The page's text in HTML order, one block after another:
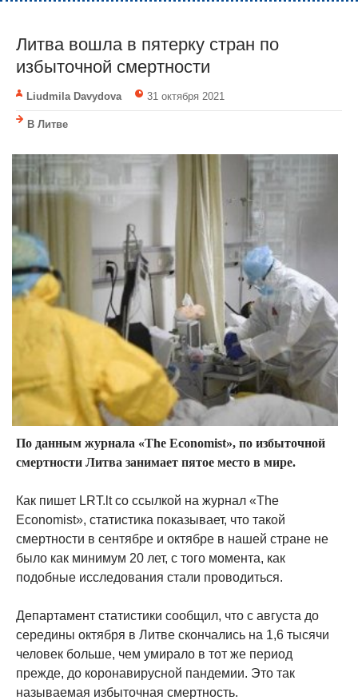
Литва вошла в пятерку стран по
избыточной смертности
Liudmila Davydova 31 октября 2021
В Литве
По данным журнала «The Economist», по избыточной
смертности Литва занимает пятое место в мире.
Как пишет LRT.lt со ссылкой на журнал «The
Economist», статистика показывает, что такой
смертности в сентябре и октябре в нашей стране не
было как минимум 20 лет, с того момента, как
подобные исследования стали проводиться.
Департамент статистики сообщил, что с августа до
середины октября в Литве скончались на 1,6 тысячи
человек больше, чем умирало в тот же период
прежде, до коронавирусной пандемии. Это так
называемая избыточная смертность.